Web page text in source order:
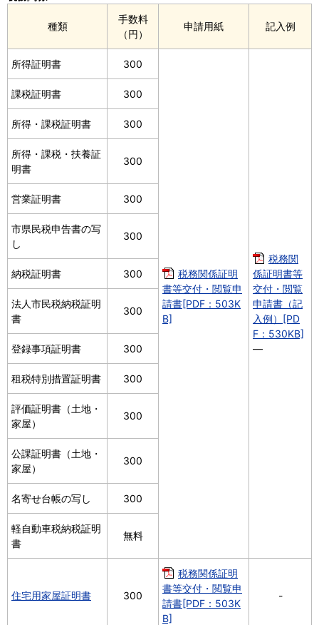
種類
手数料
（円）
申請用紙 記入例
所得証明書 300
税務関係証明
書等交付・閲覧申
請書[PDF：503K
B]
税務関
係証明書等
交付・閲覧
申請書（記
入例）[PD
F：530KB]
―
課税証明書 300
所得・課税証明書 300
所得・課税・扶養証
明書
300
営業証明書 300
市県民税申告書の写
し
300
納税証明書 300
法人市民税納税証明
書
300
登録事項証明書 300
租税特別措置証明書 300
評価証明書（土地・
家屋）
300
公課証明書（土地・
家屋）
300
名寄せ台帳の写し 300
軽自動車税納税証明
書
無料
住宅用家屋証明書 300
税務関係証明
書等交付・閲覧申
請書[PDF：503K
B]
-